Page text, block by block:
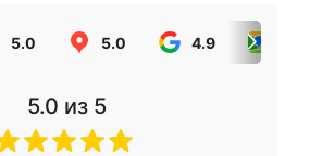
5.0 5.0 4.9
5.0 из 5